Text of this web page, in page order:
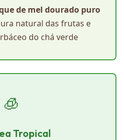
de mel dourado puro
natural das frutas e
do chá verde
🧊
Tropical